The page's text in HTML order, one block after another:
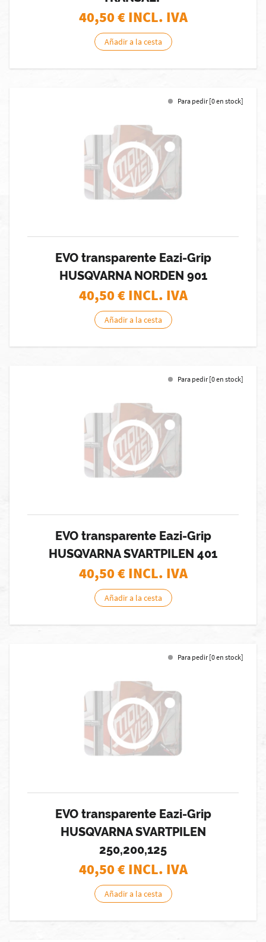
40,50€ INCL. IVA
Añadir a la cesta
Para pedir [0 en stock]
EVO transparente Eazi-Grip
HUSQVARNA NORDEN 901
40,50€ INCL. IVA
Añadir a la cesta
Para pedir [0 en stock]
EVO transparente Eazi-Grip
HUSQVARNA SVARTPILEN 401
40,50€ INCL. IVA
Añadir a la cesta
Para pedir [0 en stock]
EVO transparente Eazi-Grip
HUSQVARNA SVARTPILEN
250,200,125
40,50€ INCL. IVA
Añadir a la cesta